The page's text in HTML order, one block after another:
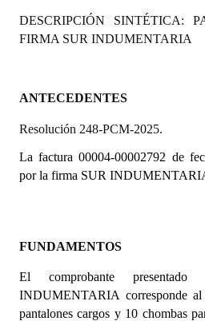
Programas
Constitución Nacional
Constitución Provincial
Carta Orgánica 2007
DOCUMENTOS
DESCRIPCIÓN SINTÉTICA:
FIRMA SUR INDUMENTARIA
ANTECEDENTES
Resolución 248-PCM-2025.
La factura 00004-00002792 de
por la firma SUR
FUNDAMENTOS
El comprobante
INDUMENTARIA corresponde
pantalones cargos y 10 chombas